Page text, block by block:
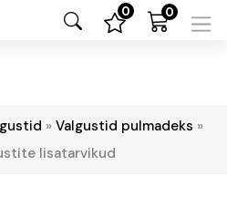
0 0
» Valgustid pulmadeks »
lisatarvikud